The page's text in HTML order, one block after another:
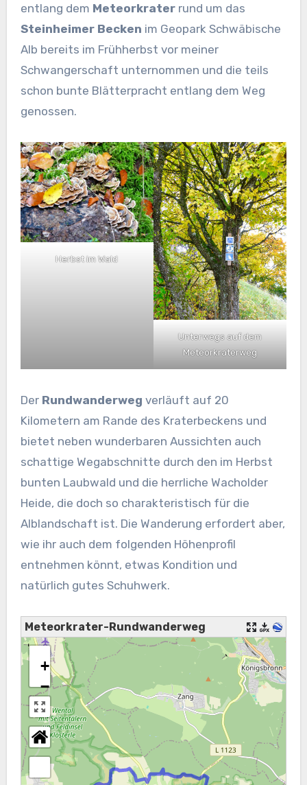
entlang dem Meteorkraterrund um das
Steinheimer Becken im Geopark Schwäbische
Alb bereits im Frühherbst vor meiner
Schwangerschaft unternommen und die teils
schon bunte Blätterpracht entlang dem Weg
genossen.
Herbst im Wald
Unterwegs auf dem
Meteorkraterweg
Der Rundwanderweg verläuft auf 20
Kilometern am Rande des Kraterbeckens und
bietet neben wunderbaren Aussichten auch
schattige Wegabschnitte durch den im Herbst
bunten Laubwald und die herrliche Wacholder
Heide, die doch so charakteristisch für die
Alblandschaft ist. Die Wanderung erfordert aber,
wie ihr auch dem folgenden Höhenprofil
entnehmen könnt, etwas Kondition und
natürlich gutes Schuhwerk.
Meteorkrater-Rundwanderweg
+
−